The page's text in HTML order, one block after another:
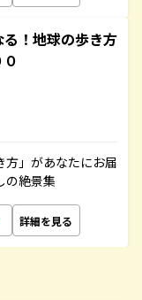
！地球の歩き方
方」があなたにお届
の絶景集
詳細を見る